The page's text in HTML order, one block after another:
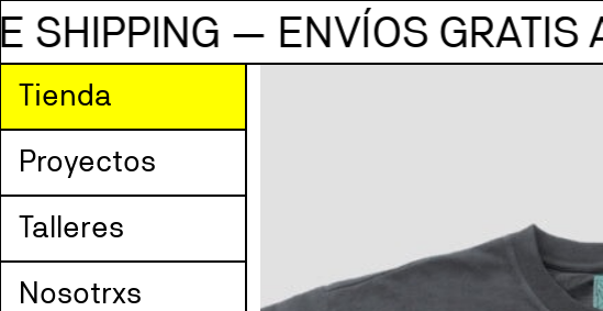
WORLDWIDE SHIPPING —
Tienda
Proyectos
Talleres
Nosotrxs